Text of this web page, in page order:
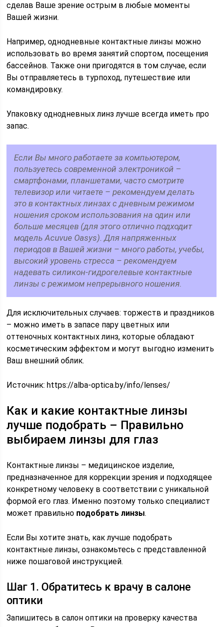
сделав Ваше зрение острым в любые моменты
Вашей жизни.
Например, однодневные контактные линзы можно
использовать во время занятий спортом, посещения
бассейнов. Также они пригодятся в том случае, если
Вы отправляетесь в турпоход, путешествие или
командировку.
Упаковку однодневных линз лучше всегда иметь про
запас.
Если Вы много работаете за компьютером,
пользуетесь современной электроникой –
смартфонами, планшетами, часто смотрите
телевизор или читаете – рекомендуем делать
это в контактных линзах с дневным режимом
ношения сроком использования на один или
больше месяцев (для этого отлично подходит
модель Acuvue Oasys). Для напряженных
периодов в Вашей жизни – много работы, учебы,
высокий уровень стресса – рекомендуем
надевать силикон-гидрогелевые контактные
линзы с режимом непрерывного ношения.
Для исключительных случаев: торжеств и праздников
– можно иметь в запасе пару цветных или
оттеночных контактных линз, которые обладают
косметическим эффектом и могут выгодно изменить
Ваш внешний облик.
Источник:https://alba-optica.by/info/lenses/
Как и какие контактные линзы
лучше подобрать – Правильно
выбираем линзы для глаз
Контактные линзы – медицинское изделие,
предназначенное для коррекции зрения и подходящее
конкретному человеку в соответствии с уникальной
формой его глаз. Именно поэтому только специалист
может правильно подобрать линзы.
Если Вы хотите знать, как лучше подобрать
контактные линзы, ознакомьтесь с представленной
ниже пошаговой инструкцией.
Шаг 1. Обратитесь к врачу в салоне
оптики
Запишитесь в салон оптики на проверку качества